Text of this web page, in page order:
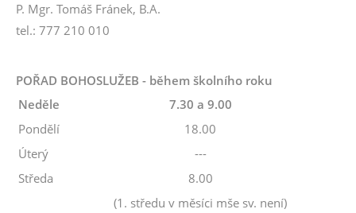
P. Mgr. Tomáš Fránek, B.A.
tel.: 777 210 010
POŘAD BOHOSLUŽEB - během školního roku
Neděle
7.30 a 9.00
Pondělí
18.00
Úterý
---
Středa
8.00
(1. středu v měsíci mše sv. není)